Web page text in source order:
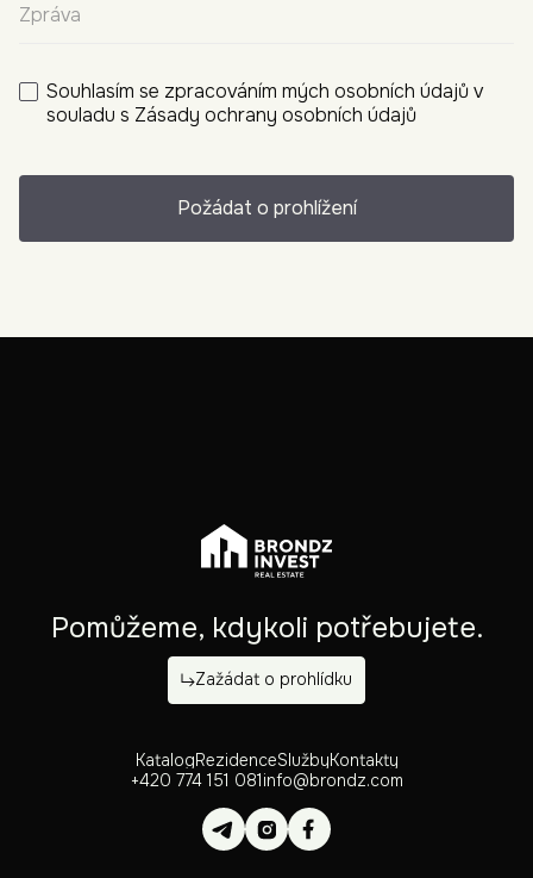
Souhlasím se zpracováním mých osobních údajů v
souladu s Zásady ochrany osobních údajů
KatalogRezidenceSlužbyKontakty
+420 774 151 081info@brondz.com
Pomůžeme, kdykoli potřebujete.
Zažádat o prohlídku